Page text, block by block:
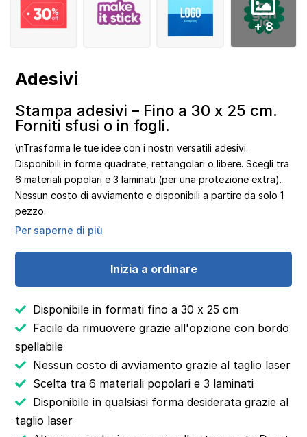
+ 8
Adesivi
Stampa adesivi – Fino a 30 x 25 cm.
Forniti sfusi o in fogli.
\nTrasforma le tue idee con i nostri versatili adesivi.
Disponibili in forme quadrate, rettangolari o libere. Scegli tra
6 materiali popolari e 3 laminati (per una protezione extra).
Nessun costo di avviamento e disponibili a partire da solo 1
pezzo.
Per saperne di più
Inizia a ordinare
Disponibile in formati fino a 30 x 25 cm
Facile da rimuovere grazie all'opzione con bordo
spellabile
Nessun costo di avviamento grazie al taglio laser
Scelta tra 6 materiali popolari e 3 laminati
Disponibile in qualsiasi forma desiderata grazie al
taglio laser